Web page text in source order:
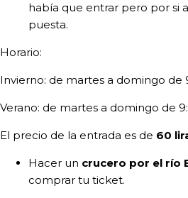
había que entrar pero por si
puesta.
Horario:
Invierno: de martes a domingo de
Verano: de martes a domingo de
El precio de la entrada es de 60
Hacer un crucero por el río
comprar tu ticket.